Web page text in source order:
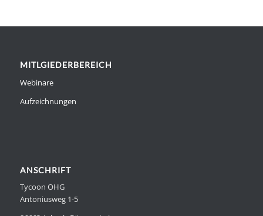
MITLGIEDERBEREICH
Webinare
Aufzeichnungen
ANSCHRIFT
Tycoon OHG
Antoniusweg 1-5